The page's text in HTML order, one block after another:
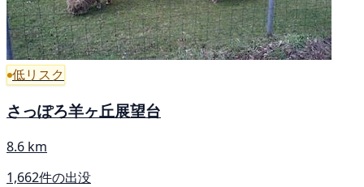
低リスク
さっぽろ羊ヶ丘展望台
8.6 km
1,662件の出没